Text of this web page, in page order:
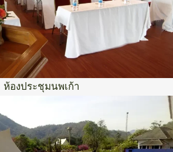
ห้องประชุมนพเก้า